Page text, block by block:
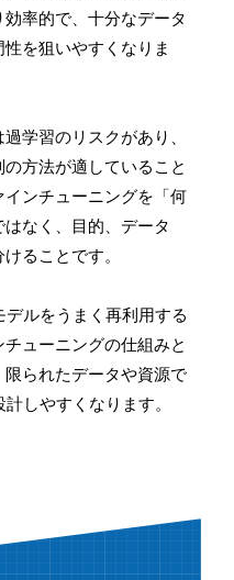
率的で、十分なデータ
を狙いやすくなりま
学習のリスクがあり、
方法が適していること
ンチューニングを「何
なく、目的、データ
ることです。
ルをうまく再利用する
ューニングの仕組みと
られたデータや資源で
しやすくなります。